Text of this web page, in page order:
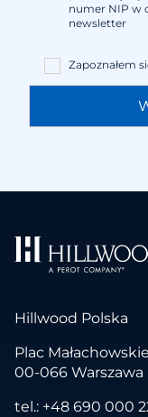
numer NIP w
newsletter
Zapoznałem
Hillwood Polska
Plac
00-066 Warszawa
tel.: +48 690 000